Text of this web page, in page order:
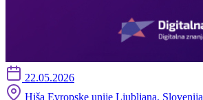
22.05.2026
Hiša Evropske unije Ljubljana, Slovenija